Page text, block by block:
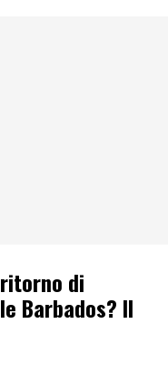
di
Barbados? Il